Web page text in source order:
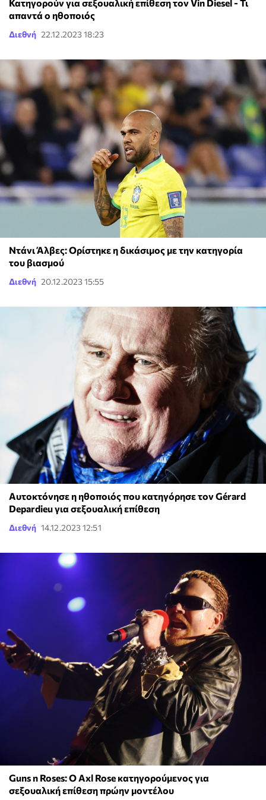
Κατηγορούν για σεξουαλική επίθεση τον Vin Diesel - Τι
απαντά ο ηθοποιός
Διεθνή 22.12.2023 18:23
Nτάνι Άλβες: Ορίστηκε η δικάσιμος με την κατηγορία
του βιασμού
Διεθνή 20.12.2023 15:55
Αυτοκτόνησε η ηθοποιός που κατηγόρησε τον Gérard
Depardieu για σεξουαλική επίθεση
Διεθνή 14.12.2023 12:51
Guns n Roses: Ο Axl Rose κατηγορούμενος για
σεξουαλική επίθεση πρώην μοντέλου